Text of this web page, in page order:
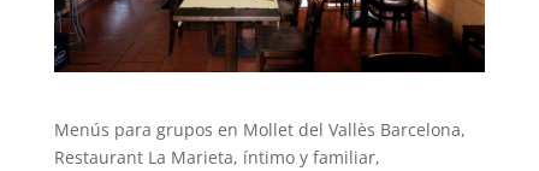
Menús para grupos en Mollet del Vallès Barcelona,
Restaurant La Marieta, íntimo y familiar,